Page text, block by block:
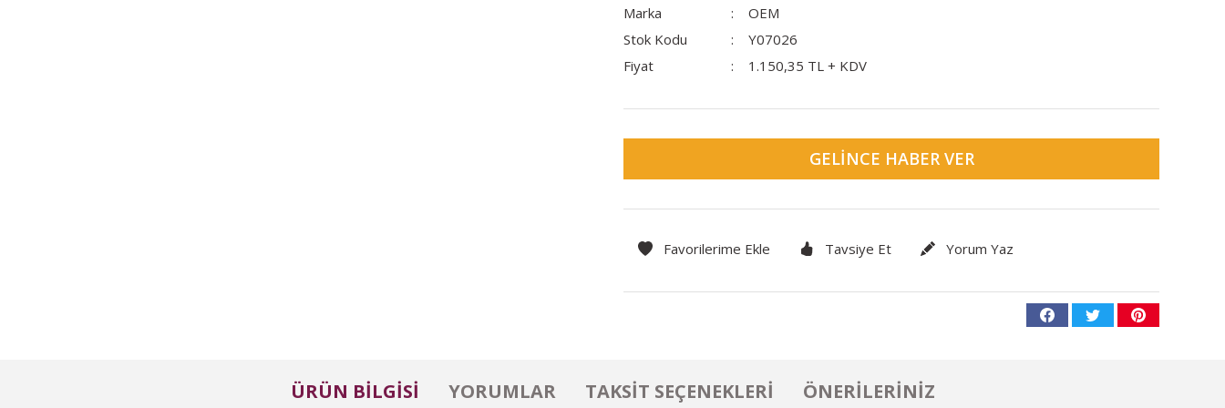
Marka
OEM
Stok Kodu
Y07026
Fiyat
1.150,35 TL + KDV
GELINCE HABER VER
Tavsiye Et Yorum Yaz
ÜRÜN BILGISI YORUMLAR TAKSIT SEÇENEKLERI ÖNERILERINIZ